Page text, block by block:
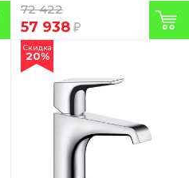
72 422
57 938
Скидка
20%